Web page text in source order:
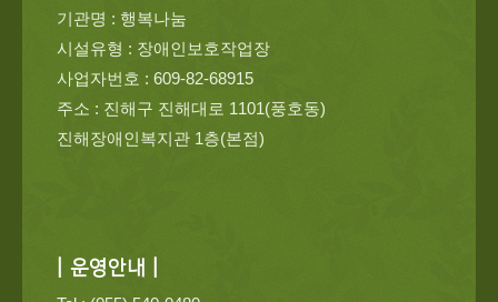
기관명 : 행복나눔
시설유형 : 장애인보호작업장
사업자번호 : 609-82-68915
주소 : 진해구 진해대로 1101(풍호동)
진해장애인복지관 1층(본점)
| 운영안내 |